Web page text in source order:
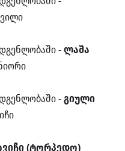
-ლაშა
-გიული
(ტორპედო)